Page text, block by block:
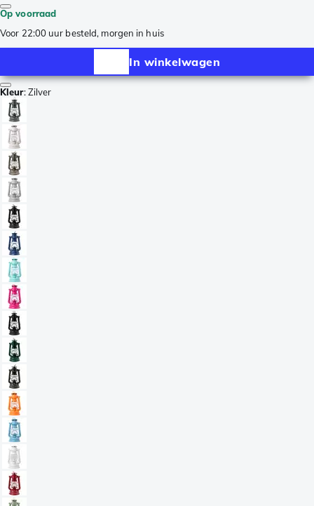
Op voorraad
Voor 22:00 uur besteld, morgen in huis
In winkelwagen
Kleur:Zilver